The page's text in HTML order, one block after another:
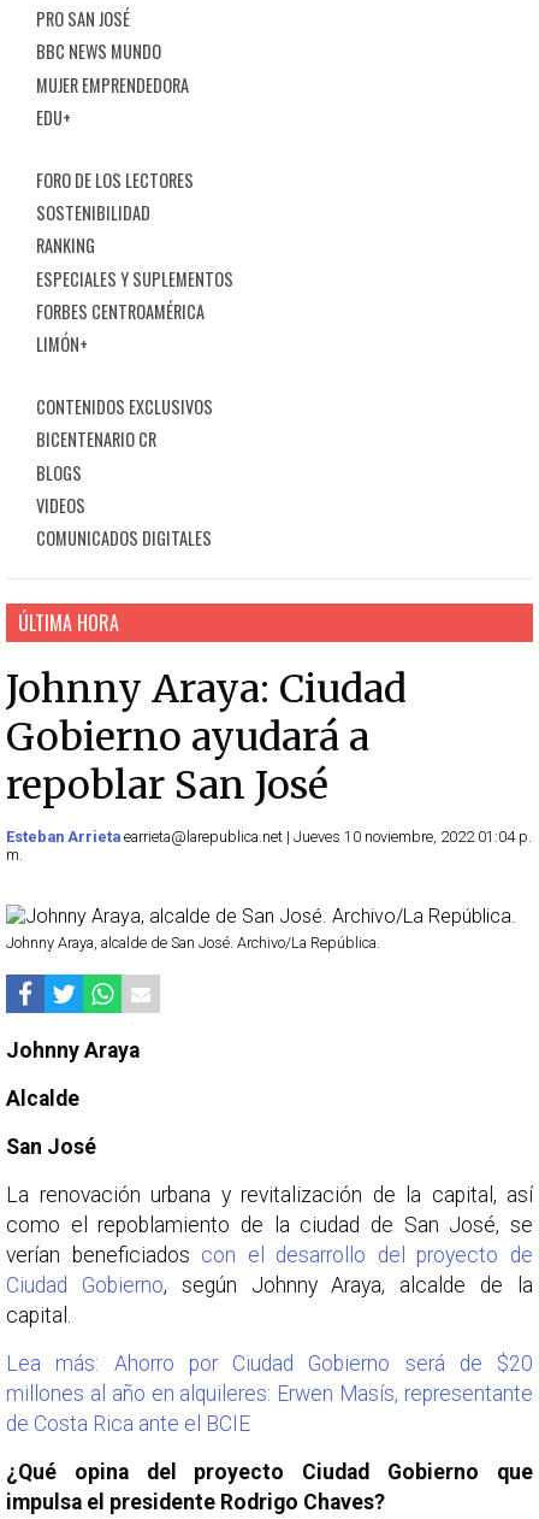
PRO SAN JOSÉ
BBC NEWS MUNDO
MUJER EMPRENDEDORA
EDU+
FORO DE LOS LECTORES
SOSTENIBILIDAD
RANKING
ESPECIALES Y SUPLEMENTOS
FORBES CENTROAMÉRICA
LIMÓN+
CONTENIDOS EXCLUSIVOS
BICENTENARIO CR
BLOGS
VIDEOS
COMUNICADOS DIGITALES
ÚLTIMA HORA
Johnny Araya: Ciudad
Gobierno ayudará a
repoblar San José
Esteban Arrieta earrieta@larepublica.net | Jueves 10 noviembre, 2022 01:04 p.
m.
Johnny Araya, alcalde de San José. Archivo/La República.
Johnny Araya
Alcalde
San José
La renovación urbana y revitalización de la capital, así
como el repoblamiento de la ciudad de San José, se
verían beneficiados con el desarrollo del proyecto de
Ciudad Gobierno, según Johnny Araya, alcalde de la
capital.
Lea más: Ahorro por Ciudad Gobierno será de $20
millones al año en alquileres: Erwen Masís, representante
de Costa Rica ante el BCIE
¿Qué opina del proyecto Ciudad Gobierno que
impulsa el presidente Rodrigo Chaves?